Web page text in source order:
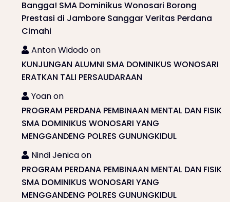
Bangga! SMA Dominikus Wonosari Borong
Prestasi di Jambore Sanggar Veritas Perdana
Cimahi
Anton Widodoon
KUNJUNGAN ALUMNI SMA DOMINIKUS WONOSARI
ERATKAN TALI PERSAUDARAAN
Yoanon
PROGRAM PERDANA PEMBINAAN MENTAL DAN FISIK
SMA DOMINIKUS WONOSARI YANG
MENGGANDENG POLRES GUNUNGKIDUL
Nindi Jenicaon
PROGRAM PERDANA PEMBINAAN MENTAL DAN FISIK
SMA DOMINIKUS WONOSARI YANG
MENGGANDENG POLRES GUNUNGKIDUL